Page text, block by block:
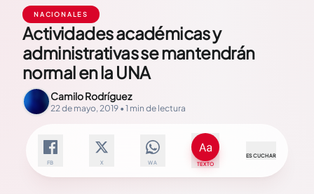
NACIONALES
Actividades académicas y
administrativas se mantendrán
normal en la UNA
Camilo Rodríguez
22 de mayo, 2019 • 1 min de lectura
FB X WA TEXTO
ESCUCHAR